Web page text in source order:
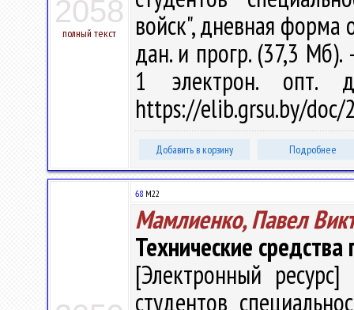
2058
полный текст
войск", дневная форма
дан. и прогр. (37,3
1 электрон. опт.
https://elib.grsu.by/doc/
Добавить в корзину Подробнее
68 М22
Мамлиенко, Павел
Технические
[Электронный
студентов